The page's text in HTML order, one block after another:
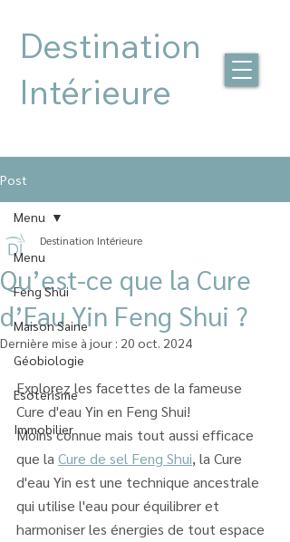
Destination
Intérieure
Post
Menu
Feng Shui
Maison Saine
Géobiologie
Esotérisme
Immobilier
Menu
Qu’est-ce que la Cure
d’Eau Yin Feng Shui ?
Destination Intérieure
Dernière mise à jour : 20 oct. 2024
Explorez les facettes de la fameuse
Cure d'eau Yin en Feng Shui!
Moins connue mais tout aussi efficace
que la Cure de sel Feng Shui, la Cure
d'eau Yin est une technique ancestrale
qui utilise l'eau pour équilibrer et
harmoniser les énergies de tout espace